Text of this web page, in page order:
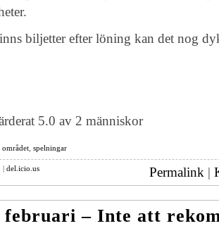
biljetter efter löning kan det nog
5.0 av 2 människor
området spelningar
| del.icio.us Permalink |
februari – Inte att